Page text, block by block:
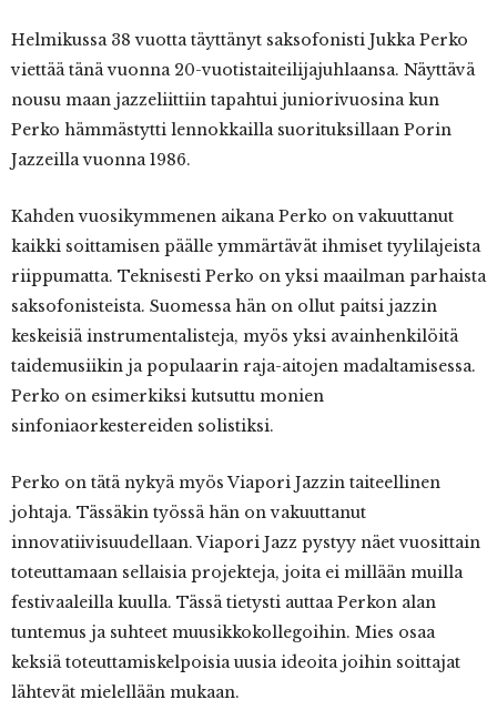
Helmikussa 38 vuotta täyttänyt saksofonisti Jukka Perko
viettää tänä vuonna 20-vuotistaiteilijajuhlaansa. Näyttävä
nousu maan jazzeliittiin tapahtui juniorivuosina kun
Perko hämmästytti lennokkailla suorituksillaan Porin
Jazzeilla vuonna 1986.
Kahden vuosikymmenen aikana Perko on vakuuttanut
kaikki soittamisen päälle ymmärtävät ihmiset tyylilajeista
riippumatta. Teknisesti Perko on yksi maailman parhaista
saksofonisteista. Suomessa hän on ollut paitsi jazzin
keskeisiä instrumentalisteja, myös yksi avainhenkilöitä
taidemusiikin ja populaarin raja-aitojen madaltamisessa.
Perko on esimerkiksi kutsuttu monien
sinfoniaorkestereiden solistiksi.
Perko on tätä nykyä myös Viapori Jazzin taiteellinen
johtaja. Tässäkin työssä hän on vakuuttanut
innovatiivisuudellaan. Viapori Jazz pystyy näet vuosittain
toteuttamaan sellaisia projekteja, joita ei millään muilla
festivaaleilla kuulla. Tässä tietysti auttaa Perkon alan
tuntemus ja suhteet muusikkokollegoihin. Mies osaa
keksiä toteuttamiskelpoisia uusia ideoita joihin soittajat
lähtevät mielellään mukaan.